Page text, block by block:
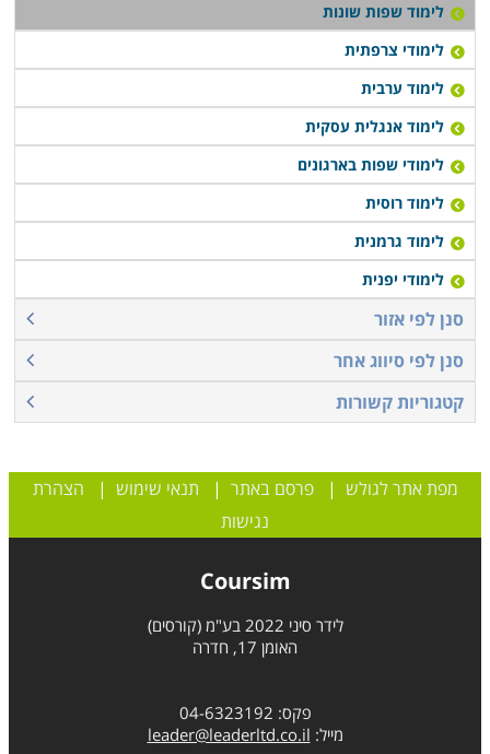
לימוד שפות שונות
לימודי צרפתית
לימוד ערבית
לימוד אנגלית עסקית
לימודי שפות בארגונים
לימוד רוסית
לימוד גרמנית
לימודי יפנית
סנן לפי אזור
סנן לפי סיווג אחר
קטגוריות קשורות
מפת אתר לגולש |פרסם באתר | תנאי שימוש | הצהרת
נגישות
Coursim
לידר סיני 2022 בע"מ (קורסים)
האומן 17, חדרה
פקס: 04-6323192
מייל: leader@leaderltd.co.ilשיחה.